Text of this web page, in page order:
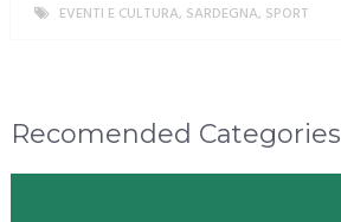
EVENTI E CULTURA, SARDEGNA, SPORT
Recomended Categories